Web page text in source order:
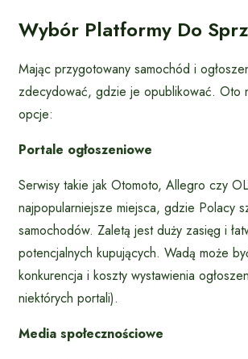
Wybór Platformy Do
Mając przygotowany samochód i
zdecydować, gdzie je opublikować. Oto
opcje:
Portale ogłoszeniowe
Serwisy takie jak Otomoto, Allegro czy
najpopularniejsze miejsca, gdzie Polacy
samochodów. Zaletą jest duży zasięg i
potencjalnych kupujących. Wadą może
konkurencja i koszty wystawienia
niektórych portali).
Media społecznościowe